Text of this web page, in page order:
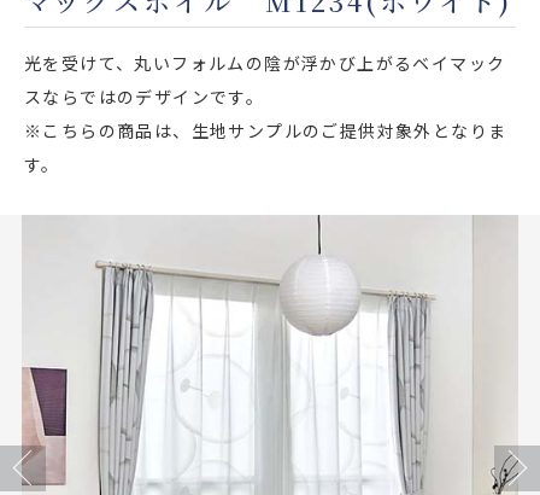
店舗をさがす
私たちのこだわり
お客様の声
お問い合わせ
お気に入りリスト
光を受けて、丸いフォルムの陰が浮かび上がるベイマック
スならではのデザインです。
※こちらの商品は、生地サンプルのご提供対象外となりま
す。
Previous Next